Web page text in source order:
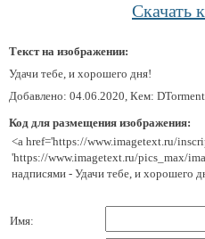
Скачать
Текст на изображении:
Удачи тебе, и хорошего дня!
Добавлено: 04.06.2020, Кем:
Код для размещения изображения:
<a href='https://www.imagetext.ru/
'https://www.imagetext.ru/pics_max/
надписями - Удачи тебе, и хорошего
Имя: